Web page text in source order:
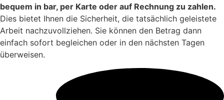
bequem in bar, per Karte oder auf Rechnung zu zahlen.
Dies bietet Ihnen die Sicherheit, die tatsächlich geleistete
Arbeit nachzuvollziehen. Sie können den Betrag dann
einfach sofort begleichen oder in den nächsten Tagen
überweisen.